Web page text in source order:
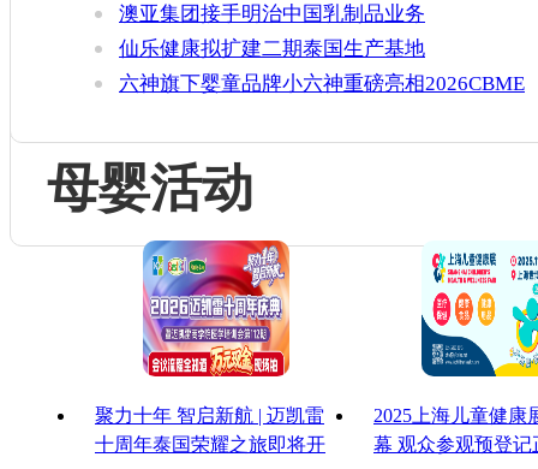
澳亚集团接手明治中国乳制品业务
仙乐健康拟扩建二期泰国生产基地
六神旗下婴童品牌小六神重磅亮相2026CBME
母婴活动
聚力十年 智启新航 | 迈凯雷
十周年泰国荣耀之旅即将开
2025上海儿童健康
幕 观众参观预登记